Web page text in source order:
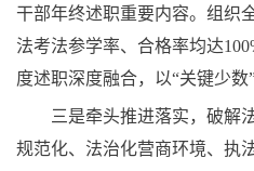
干部年终述职重要内容。组织
法考法参学率、合格率均达
度述职深度融合，以“关键少数
三是牵头推进落实，破解法
规范化、法治化营商环境、执